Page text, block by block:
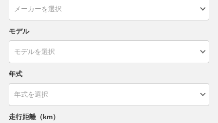
モデル
年式
走行距離（km）